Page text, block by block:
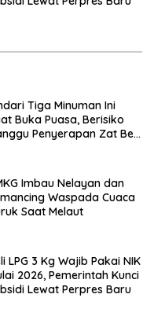
Tiga Minuman Ini
Buka Puasa, Berisiko
Penyerapan Zat Besi
Imbau Nelayan dan
Waspada Cuaca
Saat Melaut
LPG 3 Kg Wajib Pakai NIK
2026, Pemerintah Kunci
Lewat Perpres Baru